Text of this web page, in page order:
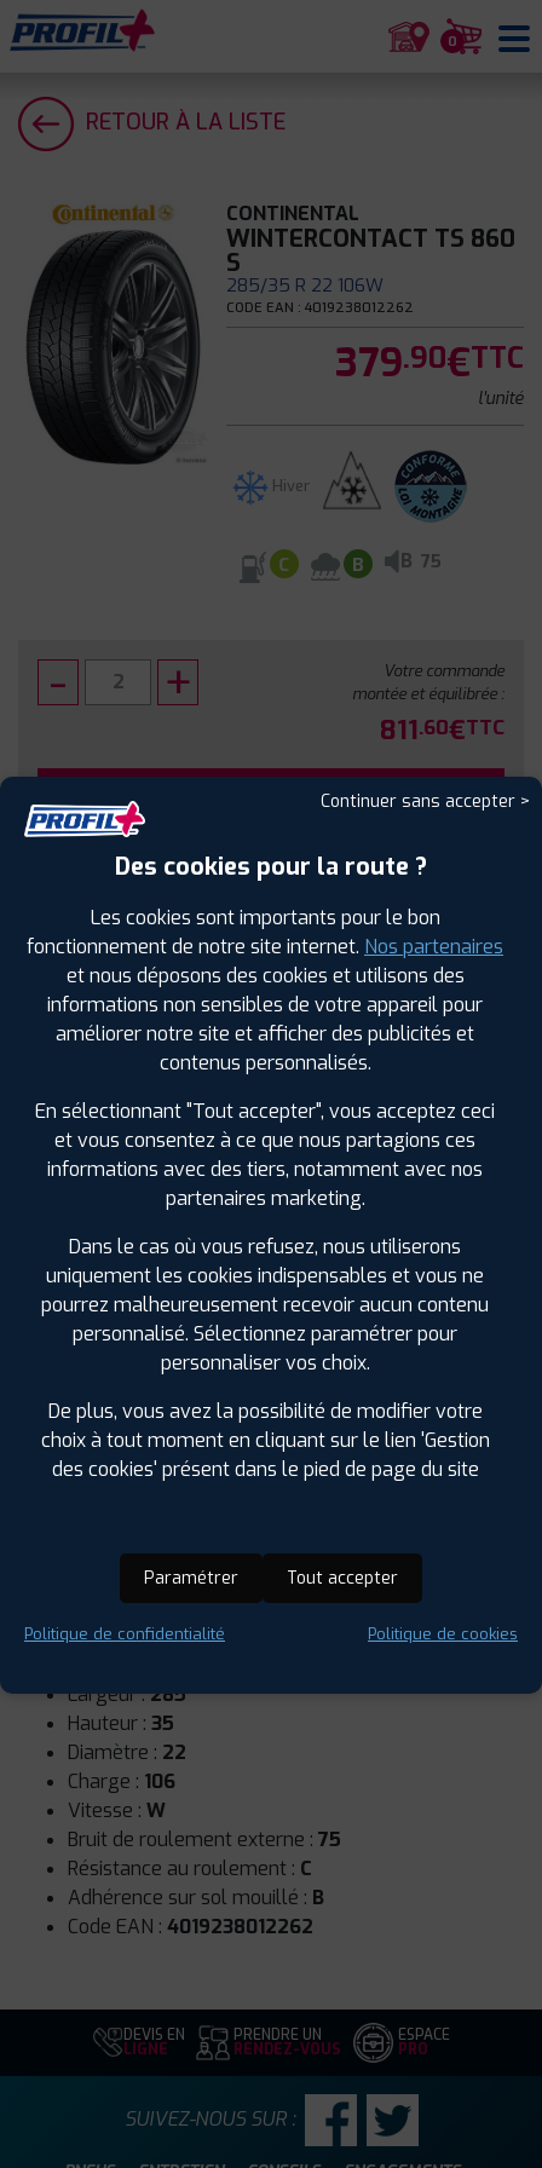
0
RETOUR À LA LISTE
CONTINENTAL
WINTERCONTACT TS 860
S
285/35 R 22 106W
CODE EAN : 4019238012262
379.90€TTC
l'unité
Hiver
C B B 75
Votre commande
montée et équilibrée :
811.60€TTC
FAIRE INSTALLER CE PNEU
SPÉCIFICATIONS AVIS CLIENTS ÉTIQUETAGE
Saison :Hiver
Largeur :285
Hauteur : 35
Diamètre : 22
Charge : 106
Vitesse : W
Bruit de roulement externe : 75
Résistance au roulement : C
Adhérence sur sol mouillé : B
Code EAN : 4019238012262
DEVIS EN
LIGNE
PRENDRE UN
RENDEZ-VOUS
ESPACE
PRO
SUIVEZ-NOUS SUR :
Continuer sans accepter >
Des cookies pour la route ?
Les cookies sont importants pour le bon
fonctionnement de notre site internet. Nos partenaires
et nous déposons des cookies et utilisons des
informations non sensibles de votre appareil pour
améliorer notre site et afficher des publicités et
contenus personnalisés.
En sélectionnant "Tout accepter", vous acceptez ceci
et vous consentez à ce que nous partagions ces
informations avec des tiers, notamment avec nos
partenaires marketing.
Dans le cas où vous refusez, nous utiliserons
uniquement les cookies indispensables et vous ne
pourrez malheureusement recevoir aucun contenu
personnalisé. Sélectionnez paramétrer pour
personnaliser vos choix.
De plus, vous avez la possibilité de modifier votre
choix à tout moment en cliquant sur le lien 'Gestion
des cookies' présent dans le pied de page du site
Paramétrer Tout accepter
Politique de confidentialité Politique de cookies